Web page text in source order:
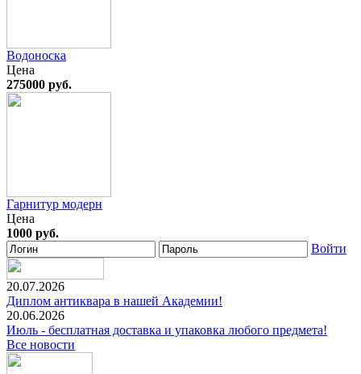
Водоноска
Цена
275000 руб.
Гарнитур модерн
Цена
1000 руб.
Войти
20.07.2026
Диплом антиквара в нашей Академии!
20.06.2026
Июль - бесплатная доставка и упаковка любого предмета!
Все новости